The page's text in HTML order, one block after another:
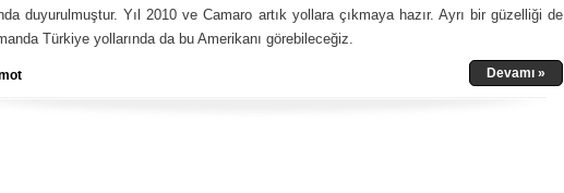
duyurulmuştur. Yıl 2010 ve Camaro artık yollara çıkmaya hazır. Ayrı bir güzelliği de
Türkiye yollarında da bu Amerikanı görebileceğiz.
Devamı »